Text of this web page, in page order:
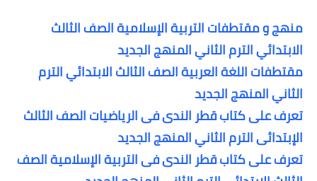
منهج و مقتطفات التربية الإسلامية الصف الثالث
الابتدائي الترم الثاني المنهج الجديد
مقتطفات اللغة العربية الصف الثالث الابتدائي الترم
الثاني المنهج الجديد
تعرف على كتاب قطر الندى فى الرياضيات الصف الثالث
الإبتدائى الترم الثاني المنهج الجديد
تعرف على كتاب قطر الندى فى التربية الإسلامية الصف